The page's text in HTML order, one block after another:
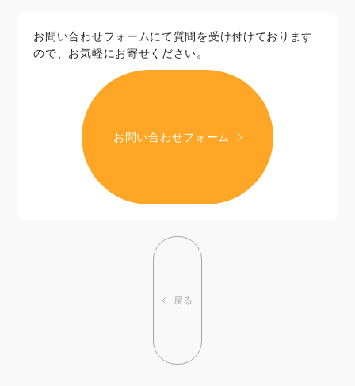
お問い合わせフォームにて質問を受け付けております
ので、お気軽にお寄せください。
お問い合わせフォーム
戻る